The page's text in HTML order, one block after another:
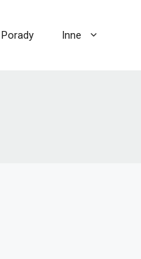
Porady Inne